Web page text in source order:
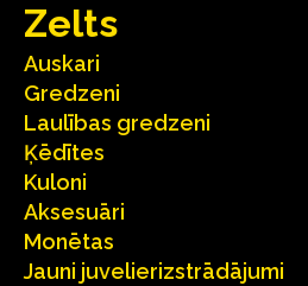
Zelts
Auskari
Gredzeni
Laulības gredzeni
Ķēdītes
Kuloni
Aksesuāri
Monētas
Jauni juvelierizstrādājumi